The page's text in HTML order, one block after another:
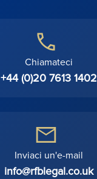
Chiamateci
+44 (0)20 7613 1402
Inviaci un'e-mail
info@rfblegal.co.uk